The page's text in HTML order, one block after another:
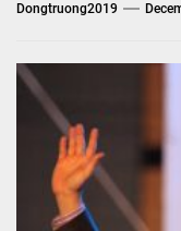
Dongtruong2019